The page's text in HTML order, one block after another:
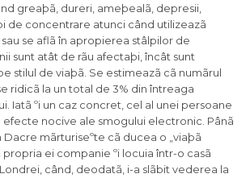
greaþã, dureri, ameþealã, depresii,
de concentrare atunci când utilizeazã
se aflã în apropierea stâlpilor de
sunt atât de rãu afectaþi, încât sunt
stilul de viaþã. Se estimeazã cã numãrul
ridicã la un total de 3% din întreaga
Iatã ºi un caz concret, cel al unei persoane
nocive ale smogului electronic. Pânã
Dacre mãrturiseºte cã ducea o „viaþã
ei companie ºi locuia într-o casã
când, deodatã, i-a slãbit vederea la